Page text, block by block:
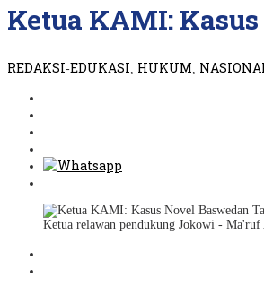
Ketua KAMI:
REDAKSI-EDUKASI HUKUM
Ketua relawan pendukung Jokowi -